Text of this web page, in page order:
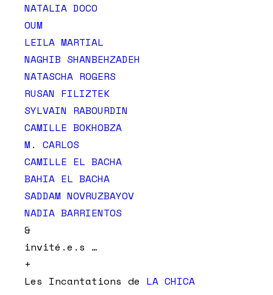
NATALIA DOCO
OUM
LEILA MARTIAL
NAGHIB SHANBEHZADEH
NATASCHA ROGERS
RUSAN FILIZTEK
SYLVAIN RABOURDIN
CAMILLE BOKHOBZA
M. CARLOS
CAMILLE EL BACHA
BAHIA EL BACHA
SADDAM NOVRUZBAYOV
NADIA BARRIENTOS
&
invité.e.s …
+
Les Incantations de LA CHICA